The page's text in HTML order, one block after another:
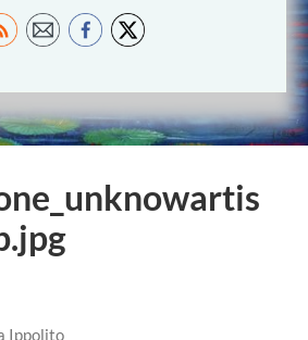
Ippolito